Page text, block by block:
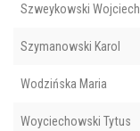
Szweykowski Wojciech
Szymanowski Karol
Wodzińska Maria
Woyciechowski Tytus